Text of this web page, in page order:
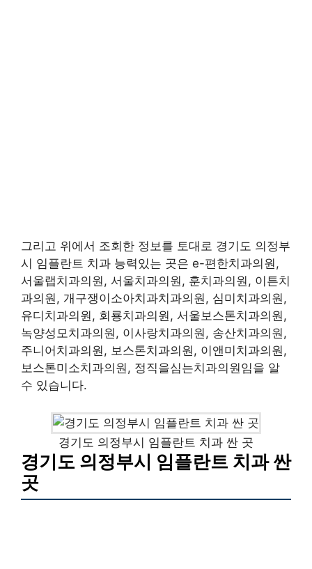
그리고 위에서 조회한 정보를 토대로 경기도 의정부
시 임플란트 치과 능력있는 곳은 e-편한치과의원,
서울랩치과의원, 서울치과의원, 훈치과의원, 이튼치
과의원, 개구쟁이소아치과치과의원, 심미치과의원,
유디치과의원, 회룡치과의원, 서울보스톤치과의원,
녹양성모치과의원, 이사랑치과의원, 송산치과의원,
주니어치과의원, 보스톤치과의원, 이앤미치과의원,
보스톤미소치과의원, 정직을심는치과의원임을 알
수 있습니다.
경기도 의정부시 임플란트 치과 싼 곳
경기도 의정부시 임플란트 치과 싼
곳